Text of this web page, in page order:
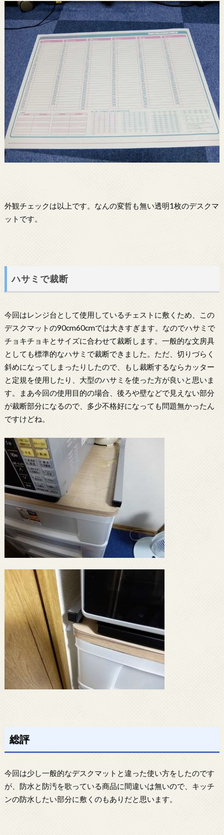
外観チェックは以上です。なんの変哲も無い透明1枚のデスクマ
ットです。
ハサミで裁断
今回はレンジ台として使用しているチェストに敷くため、この
デスクマットの90cm60cmでは大きすぎます。なのでハサミで
チョキチョキとサイズに合わせて裁断します。一般的な文房具
としても標準的なハサミで裁断できました。ただ、切りづらく
斜めになってしまったりしたので、もし裁断するならカッター
と定規を使用したり、大型のハサミを使った方が良いと思いま
す。まあ今回の使用目的の場合、後ろや壁などで見えない部分
が裁断部分になるので、多少不格好になっても問題無かったん
ですけどね。
総評
今回は少し一般的なデスクマットと違った使い方をしたのです
が、防水と防汚を歌っている商品に間違いは無いので、キッチ
ンの防水したい部分に敷くのもありだと思います。